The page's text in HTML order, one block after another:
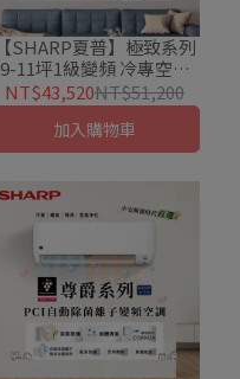
【SHARP夏普】極致系列
9-11坪1級變頻 冷專空調
(AH-63BESH/AU-
63BESH-W)
NT$43,520NT$51,200
加入購物車